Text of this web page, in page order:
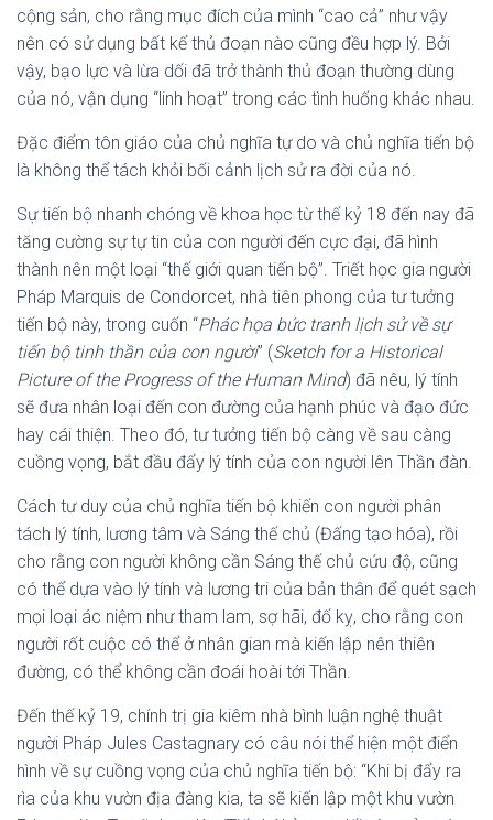
cộng sản, cho rằng mục đích của mình “cao cả” như vậy
nên có sử dụng bất kể thủ đoạn nào cũng đều hợp lý. Bởi
vậy, bạo lực và lừa dối đã trở thành thủ đoạn thường dùng
của nó, vận dụng “linh hoạt” trong các tình huống khác nhau.
Đặc điểm tôn giáo của chủ nghĩa tự do và chủ nghĩa tiến bộ
là không thể tách khỏi bối cảnh lịch sử ra đời của nó.
Sự tiến bộ nhanh chóng về khoa học từ thế kỷ 18 đến nay đã
tăng cường sự tự tin của con người đến cực đại, đã hình
thành nên một loại “thế giới quan tiến bộ”. Triết học gia người
Pháp Marquis de Condorcet, nhà tiên phong của tư tưởng
tiến bộ này, trong cuốn “Phác họa bức tranh lịch sử về sự
tiến bộ tinh thần của con người” (Sketch for a Historical
Picture of the Progress of the Human Mind) đã nêu, lý tính
sẽ đưa nhân loại đến con đường của hạnh phúc và đạo đức
hay cái thiện. Theo đó, tư tưởng tiến bộ càng về sau càng
cuồng vọng, bắt đầu đẩy lý tính của con người lên Thần đàn.
Cách tư duy của chủ nghĩa tiến bộ khiến con người phân
tách lý tính, lương tâm và Sáng thế chủ (Đấng tạo hóa), rồi
cho rằng con người không cần Sáng thế chủ cứu độ, cũng
có thể dựa vào lý tính và lương tri của bản thân để quét sạch
mọi loại ác niệm như tham lam, sợ hãi, đố kỵ, cho rằng con
người rốt cuộc có thể ở nhân gian mà kiến lập nên thiên
đường, có thể không cần đoái hoài tới Thần.
Đến thế kỷ 19, chính trị gia kiêm nhà bình luận nghệ thuật
người Pháp Jules Castagnary có câu nói thể hiện một điển
hình về sự cuồng vọng của chủ nghĩa tiến bộ: “Khi bị đẩy ra
rìa của khu vườn địa đàng kia, ta sẽ kiến lập một khu vườn